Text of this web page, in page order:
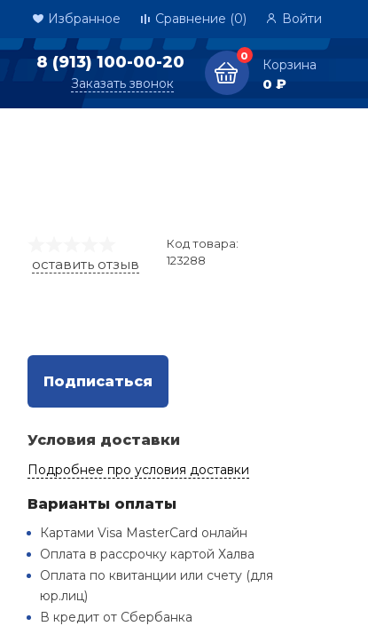
Избранное Сравнение (0) Войти
8 (913) 100-00-20
Заказать звонок
0
Корзина
0 ₽
оставить отзыв
Код товара:
123288
Подписаться
Условия доставки
Подробнее про условия доставки
Варианты оплаты
Картами Visa MasterCard онлайн
Оплата в рассрочку картой Халва
Оплата по квитанции или счету (для
юр.лиц)
В кредит от Сбербанка